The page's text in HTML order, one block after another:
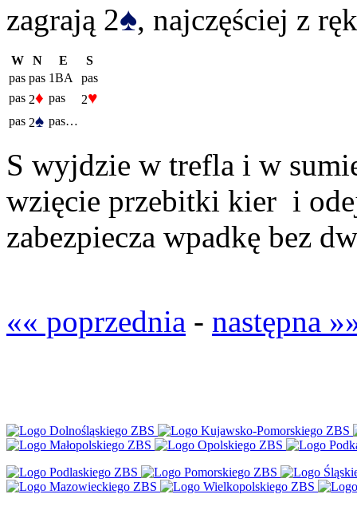
zagrają 2♠, najczęściej z
W N E
S
pas pas 1BA
pas
pas 2♦ pas 2♥
pas 2♠ pas…
S wyjdzie w trefla i w
wzięcie przebitki kier i
zabezpiecza wpadkę bez
«« poprzednia - następna